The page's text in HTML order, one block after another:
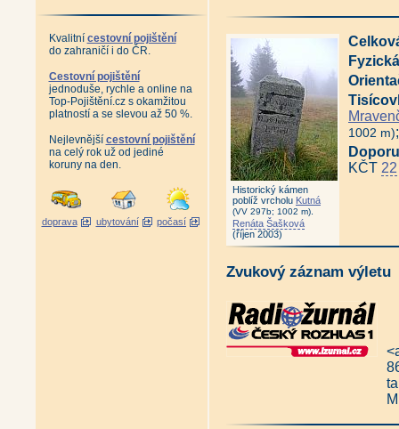
Kvalitní cestovní pojištění
do zahraničí i do ČR.
Cestovní pojištění
jednoduše, rychle a online na
Top-Pojištění.cz s okamžitou
platností a se slevou až 50 %.
Nejlevnější cestovní pojištění
na celý rok už od jediné
koruny na den.
doprava ubytování počasí
Historický kámen
poblíž vrcholu Kutná
(VV 297b; 1002 m)
Renáta Šašková
(říjen 2003)
1002 m)
KČT 22
Zvukový záznam výletu